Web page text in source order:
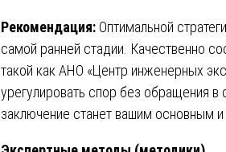
Рекомендация: Оптимальной
самой ранней стадии. Качественно
такой как АНО «Центр инженерных
урегулировать спор без обращения
заключение станет вашим основным